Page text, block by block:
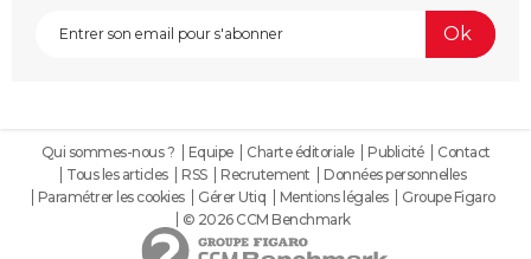
Qui sommes-nous ? Equipe Charte éditoriale Publicité
Contact
Tous les articles
RSS Recrutement
Données personnelles
Paramétrer les cookies
Gérer Utiq Mentions légales
Groupe Figaro
© 2026 CCM Benchmark